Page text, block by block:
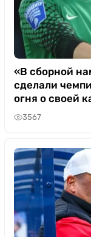
«В сборной
сделали
огня о своей
3567